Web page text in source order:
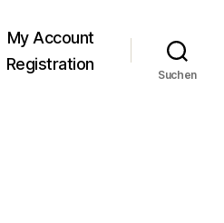
My Account
Registration
Suchen